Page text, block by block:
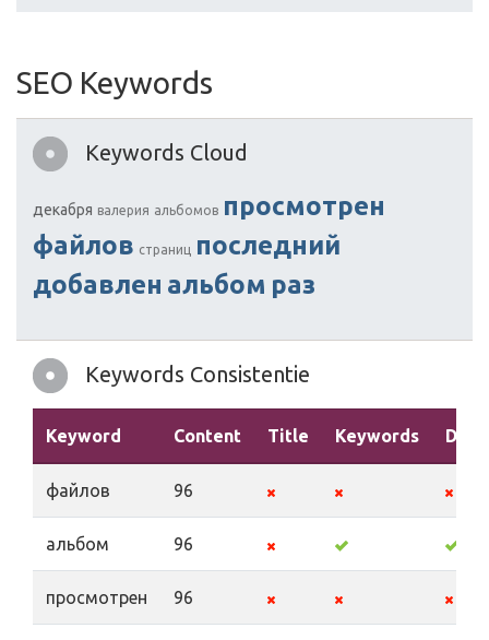
SEO Keywords
Keywords Cloud
декабря валерия альбомов просмотрен
файлов страниц последний
добавлен альбом раз
Keywords Consistentie
Keyword Content Title Keywords
файлов 96
альбом 96
просмотрен 96